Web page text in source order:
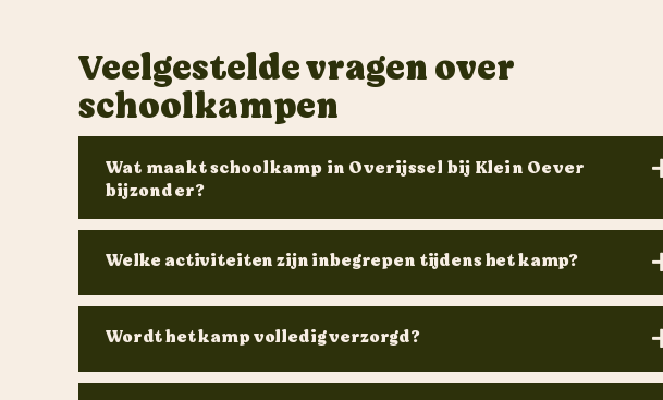
Veelgestelde vragen over
schoolkampen
Wat maakt schoolkamp in Overijssel bij Klein Oever
bijzonder?
Welke activiteiten zijn inbegrepen tijdens het kamp?
Wordt het kamp volledig verzorgd?